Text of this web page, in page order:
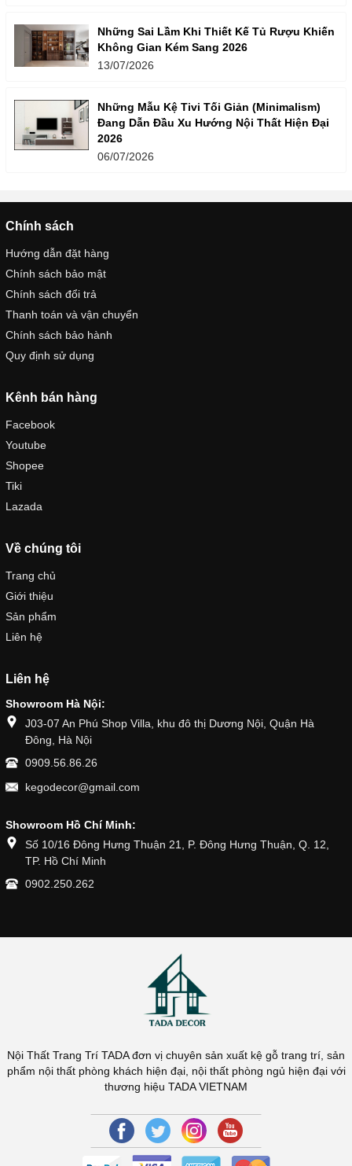
Những Sai Lầm Khi Thiết Kế Tủ Rượu Khiến
Không Gian Kém Sang 2026
13/07/2026
Những Mẫu Kệ Tivi Tối Giản (Minimalism)
Đang Dẫn Đầu Xu Hướng Nội Thất Hiện Đại
2026
06/07/2026
Chính sách
Hướng dẫn đặt hàng
Chính sách bảo mật
Chính sách đổi trả
Thanh toán và vận chuyển
Chính sách bảo hành
Quy định sử dụng
Kênh bán hàng
Facebook
Youtube
Shopee
Tiki
Lazada
Về chúng tôi
Trang chủ
Giới thiệu
Sản phẩm
Liên hệ
Liên hệ
Showroom Hà Nội:
J03-07 An Phú Shop Villa, khu đô thị Dương Nội, Quận Hà
Đông, Hà Nội
0909.56.86.26
kegodecor@gmail.com
Showroom Hồ Chí Minh:
Số 10/16 Đông Hưng Thuận 21, P. Đông Hưng Thuận, Q. 12,
TP. Hồ Chí Minh
0902.250.262
Nội Thất Trang Trí TADA đơn vị chuyên sản xuất kệ gỗ trang trí, sản
phẩm nội thất phòng khách hiện đại, nội thất phòng ngủ hiện đại với
thương hiệu TADA VIETNAM